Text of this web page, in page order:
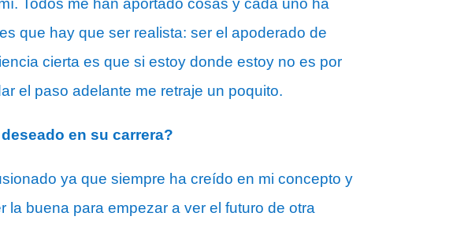
Todos me han aportado cosas y cada uno ha
que hay que ser realista: ser el apoderado de
cierta es que si estoy donde estoy no es por
el paso adelante me retraje un poquito.
en su carrera?
ya que siempre ha creído en mi concepto y
buena para empezar a ver el futuro de otra